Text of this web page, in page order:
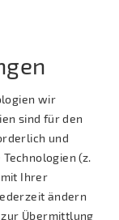
wir
sind für den
und
(z.
Ihrer
ändern
Übermittlung